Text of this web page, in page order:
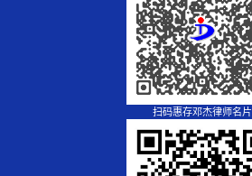
扫码惠存邓杰律师名片